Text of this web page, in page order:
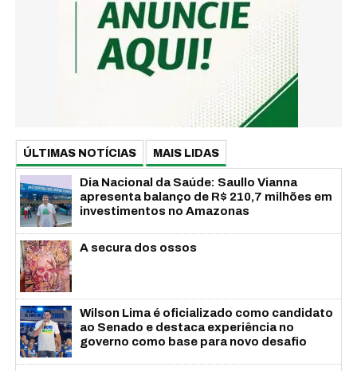
ÚLTIMAS NOTÍCIAS MAIS LIDAS
Dia Nacional da Saúde: Saullo Vianna
apresenta balanço de R$ 210,7 milhões em
investimentos no Amazonas
A secura dos ossos
Wilson Lima é oficializado como candidato
ao Senado e destaca experiência no
governo como base para novo desafio